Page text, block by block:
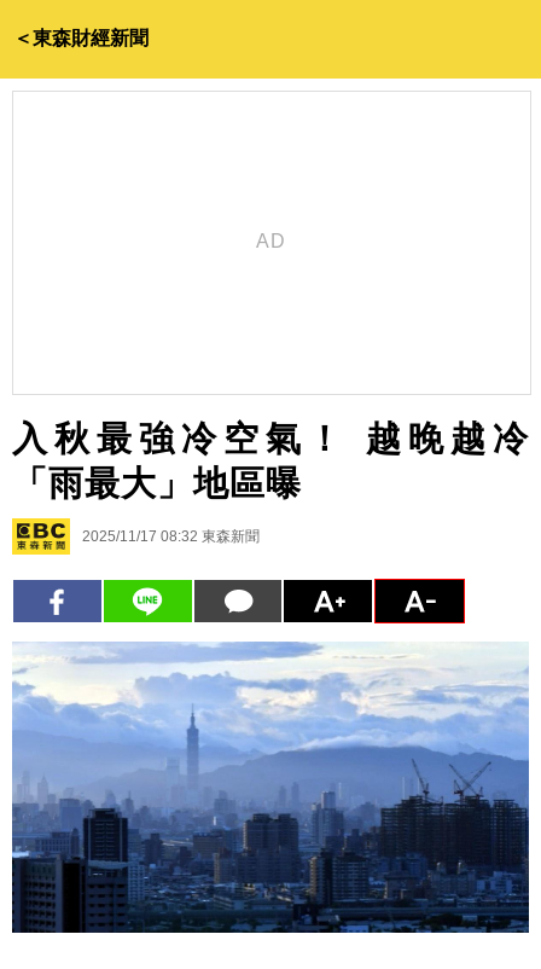
＜東森財經新聞
入秋最強冷空氣！ 越晚越冷
「雨最大」地區曝
2025/11/17 08:32 東森新聞